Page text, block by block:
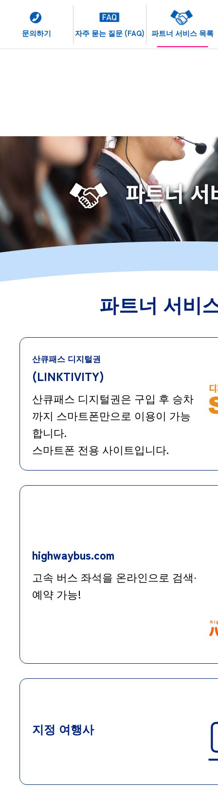
문의하기 자주 묻는 질문 (FAQ) 파트너 서비스 목록
파트너 서비
산큐패스 디지털권
(LINKTIVITY)
산큐패스 디지털권은 구입 후 승차
까지 스마트폰만으로 이용이 가능
합니다.
스마트폰 전용 사이트입니다.
highwaybus.com
고속 버스 좌석을 온라인으로 검색∙
예약 가능!
지정 여행사